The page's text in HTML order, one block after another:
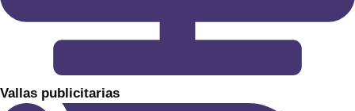
​Vallas publicitarias​